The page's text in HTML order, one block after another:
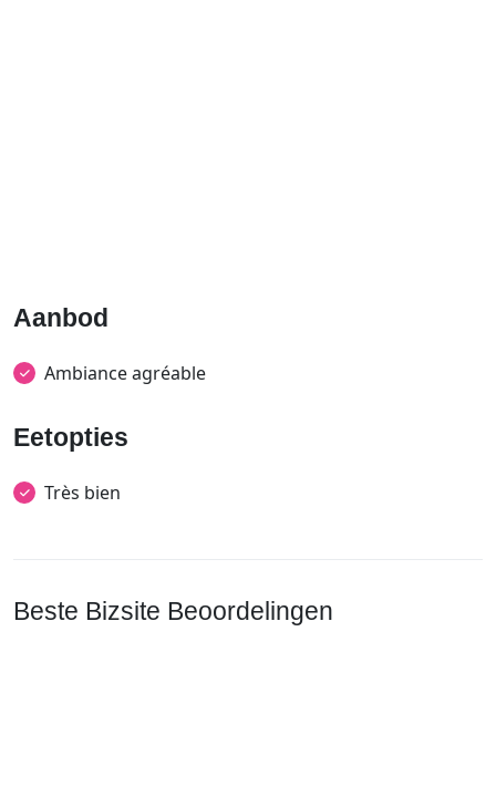
Aanbod
Ambiance agréable
Eetopties
Très bien
Beste Bizsite Beoordelingen